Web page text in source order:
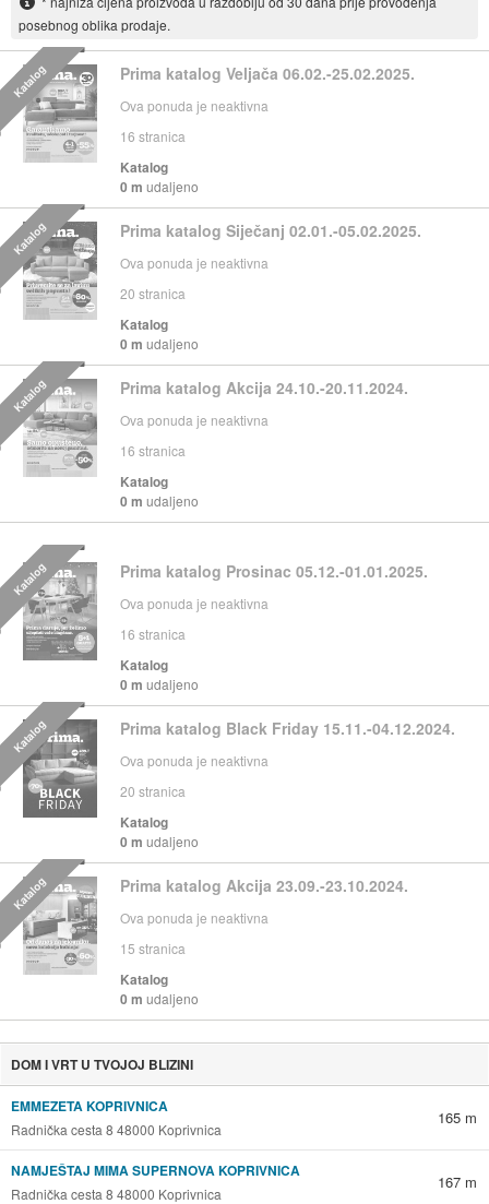
posebnog oblika prodaje.
Prima katalog Veljača 06.02.-25.02.2025.
Ova ponuda je neaktivna
16 stranica
Katalog
0 m udaljeno
Katalog
Prima katalog Siječanj 02.01.-05.02.2025.
Ova ponuda je neaktivna
20 stranica
Katalog
0 m udaljeno
Katalog
Prima katalog Akcija 24.10.-20.11.2024.
Ova ponuda je neaktivna
16 stranica
Katalog
0 m udaljeno
Katalog
Prima katalog Prosinac 05.12.-01.01.2025.
Ova ponuda je neaktivna
16 stranica
Katalog
0 m udaljeno
Katalog
Prima katalog Black Friday 15.11.-04.12.2024.
Ova ponuda je neaktivna
20 stranica
Katalog
0 m udaljeno
Katalog
Prima katalog Akcija 23.09.-23.10.2024.
Ova ponuda je neaktivna
15 stranica
Katalog
0 m udaljeno
Katalog
DOM I VRT U TVOJOJ BLIZINI
EMMEZETA KOPRIVNICA
Radnička cesta 8 48000 Koprivnica
165 m
NAMJEŠTAJ MIMA SUPERNOVA KOPRIVNICA
Radnička cesta 8 48000 Koprivnica
167 m